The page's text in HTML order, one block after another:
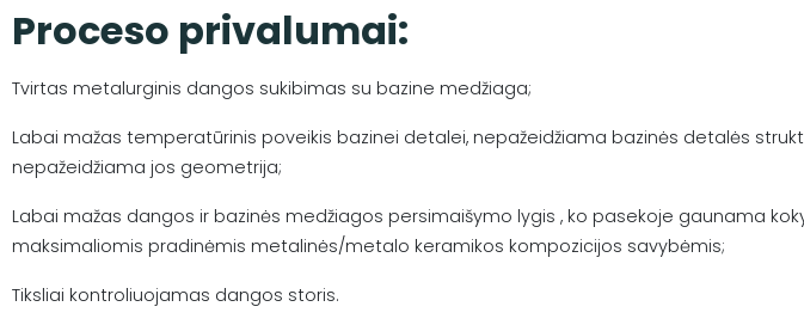
Proceso privalumai:
Tvirtas metalurginis dangos sukibimas su bazine medžiaga;
Labai mažas temperatūrinis poveikis bazinei detalei, nepažeidžiama bazinės detalės
nepažeidžiama jos geometrija;
Labai mažas dangos ir bazinės medžiagos persimaišymo lygis , ko pasekoje gaunama
maksimaliomis pradinėmis metalinės/metalo keramikos kompozicijos savybėmis;
Tiksliai kontroliuojamas dangos storis.